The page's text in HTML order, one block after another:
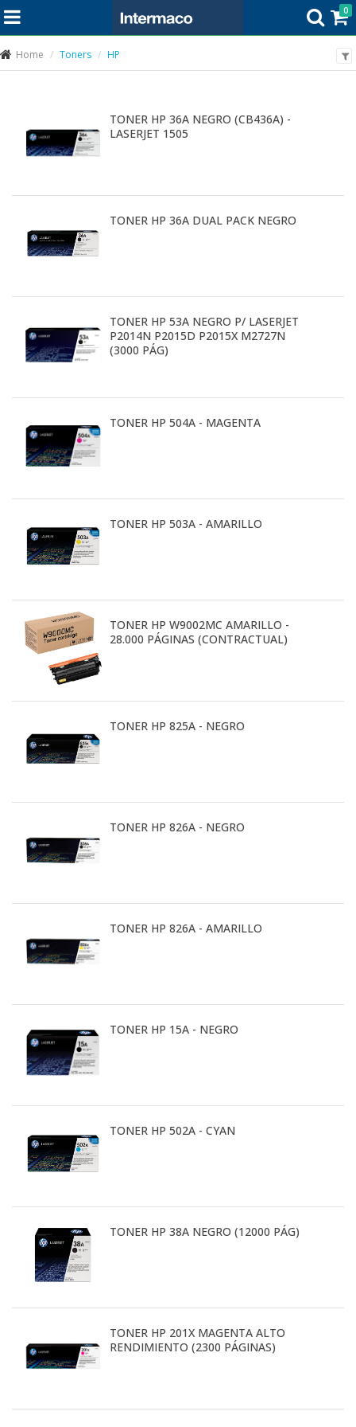
0
Home Toners HP
TONER HP 36A NEGRO (CB436A) -
LASERJET 1505
TONER HP 36A DUAL PACK NEGRO
TONER HP 53A NEGRO P/ LASERJET
P2014N P2015D P2015X M2727N
(3000 PÁG)
TONER HP 504A - MAGENTA
TONER HP 503A - AMARILLO
TONER HP W9002MC AMARILLO -
28.000 PÁGINAS (CONTRACTUAL)
TONER HP 825A - NEGRO
TONER HP 826A - NEGRO
TONER HP 826A - AMARILLO
TONER HP 15A - NEGRO
TONER HP 502A - CYAN
TONER HP 38A NEGRO (12000 PÁG)
TONER HP 201X MAGENTA ALTO
RENDIMIENTO (2300 PÁGINAS)